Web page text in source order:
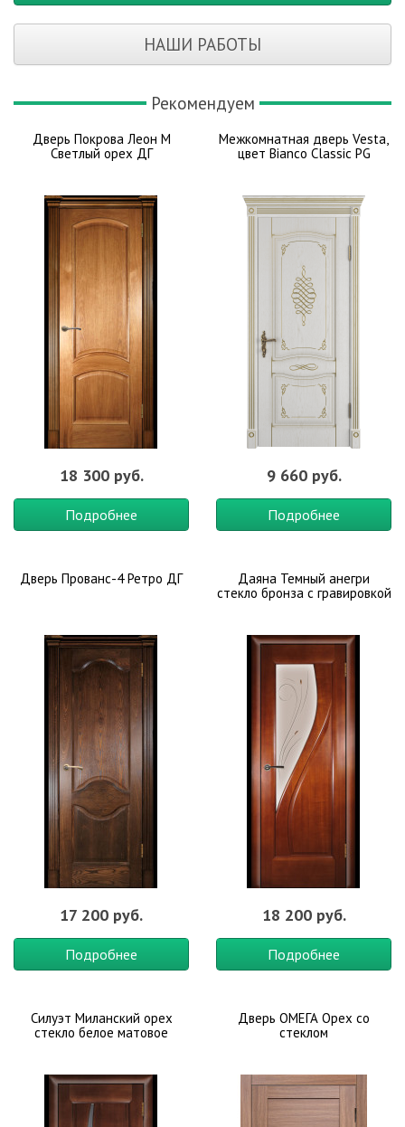
НАШИ РАБОТЫ
Рекомендуем
Дверь Покрова Леон М
Светлый орех ДГ
18 300 руб.
Подробнее
Межкомнатная дверь Vesta,
цвет Bianco Classic PG
9 660 руб.
Подробнее
Дверь Прованс-4 Ретро ДГ
17 200 руб.
Подробнее
Даяна Темный анегри
стекло бронза с гравировкой
18 200 руб.
Подробнее
Силуэт Миланский орех
стекло белое матовое
Дверь ОМЕГА Орех со
стеклом